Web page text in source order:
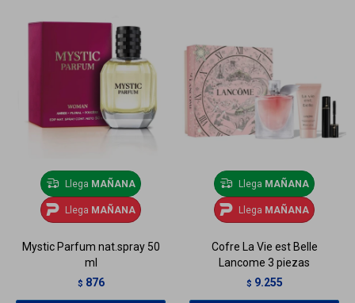
Llega MAÑANA
Llega MAÑANA
Mystic Parfum nat.spray 50
ml
$ 876
Llega MAÑANA
Llega MAÑANA
Cofre La Vie est Belle
Lancome 3 piezas
$ 9.255